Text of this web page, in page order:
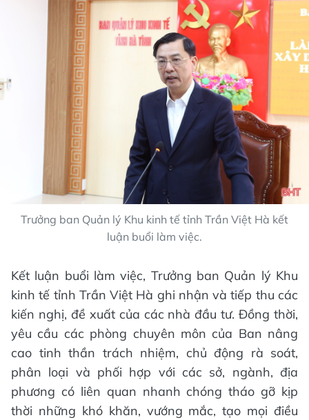
Trưởng ban Quản lý Khu kinh tế tỉnh Trần Việt Hà kết
luận buổi làm việc.
Kết luận buổi làm việc, Trưởng ban Quản lý Khu
kinh tế tỉnh Trần Việt Hà ghi nhận và tiếp thu các
kiến nghị, đề xuất của các nhà đầu tư. Đồng thời,
yêu cầu các phòng chuyên môn của Ban nâng
cao tinh thần trách nhiệm, chủ động rà soát,
phân loại và phối hợp với các sở, ngành, địa
phương có liên quan nhanh chóng tháo gỡ kịp
thời những khó khăn, vướng mắc, tạo mọi điều